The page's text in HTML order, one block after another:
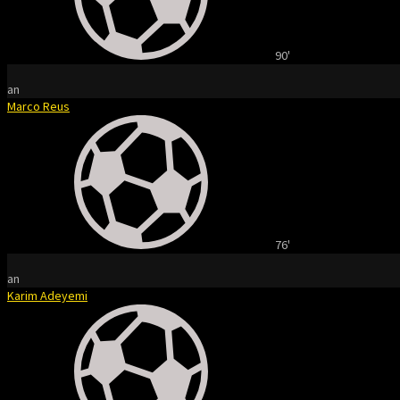
90'
an
Marco Reus
76'
an
Karim Adeyemi